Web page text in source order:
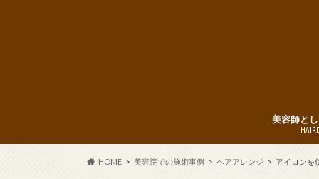
美容師と
HOME 美容院での施術事例 ヘアアレンジ アイロンを